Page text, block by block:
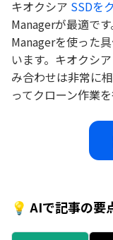
キオクシア SSDを
Managerが最適で
Managerを使った
います。キオクシ
み合わせは非常に
ってクローン作業
💡 AIで記事の要